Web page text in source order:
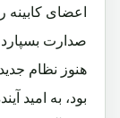
اعضای
صدارت
هنوز نظام
بود، به امید